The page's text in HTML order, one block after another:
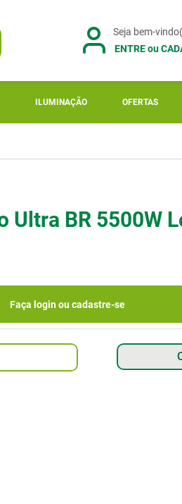
ENTRE ou
ILUMINAÇÃO OFERTAS
Ultra BR 5500W
Faça login ou cadastre-se